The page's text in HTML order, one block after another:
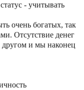
- учитывать
очень богатых, так
Отсутствие денег
другом и мы наконец